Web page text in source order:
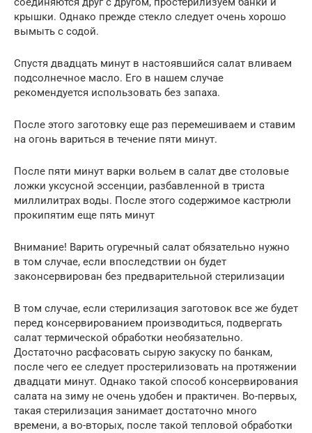
крышки. Однако прежде стекло следует очень хорошо
вымыть с содой.
Спустя двадцать минут в настоявшийся салат вливаем
подсолнечное масло. Его в нашем случае
рекомендуется использовать без запаха.
После этого заготовку еще раз перемешиваем и ставим
на огонь вариться в течение пяти минут.
После пяти минут варки вольем в салат две столовые
ложки уксусной эссенции, разбавленной в триста
миллилитрах воды. После этого содержимое кастрюли
прокипятим еще пять минут
Внимание! Варить огуречный салат обязательно нужно
в том случае, если впоследствии он будет
законсервирован без предварительной стерилизации
В том случае, если стерилизация заготовок все же будет
перед консервированием производиться, подвергать
салат термической обработки необязательно.
Достаточно расфасовать сырую закуску по банкам,
после чего ее следует простерилизовать на протяжении
двадцати минут. Однако такой способ консервирования
салата на зиму не очень удобен и практичен. Во-первых,
такая стерилизация занимает достаточно много
времени, а во-вторых, после такой тепловой обработки